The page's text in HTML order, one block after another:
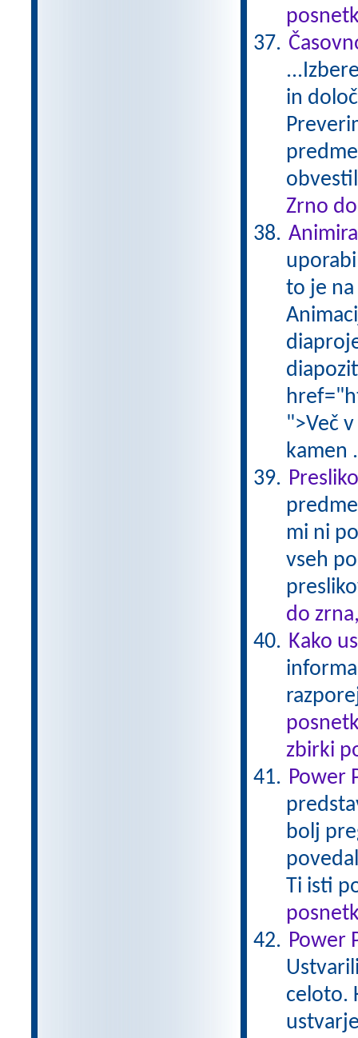
in
Zrno
to je na
">Več
kamen
mi ni
vseh
do
Kako
zbirki
Power
bolj
Ti isti
Power
celoto.